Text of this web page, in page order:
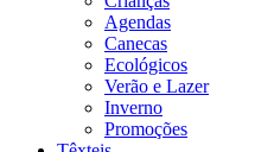
Agendas
Canecas
Ecológicos
Verão e Lazer
Inverno
Promoções